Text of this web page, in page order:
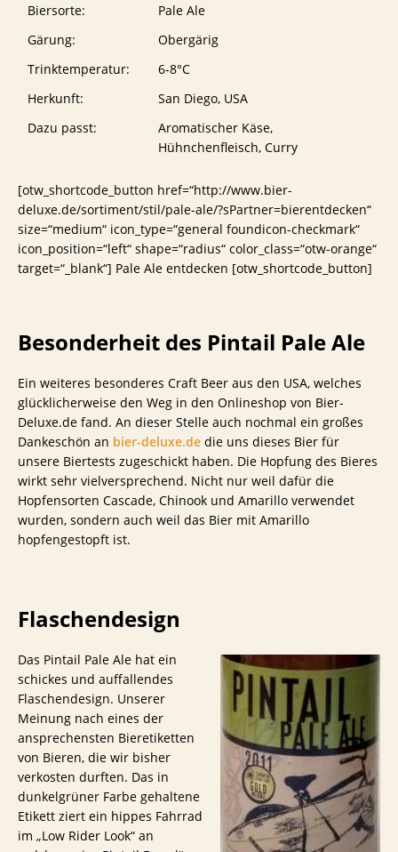
Biersorte:
Pale Ale
Gärung:
Obergärig
Trinktemperatur:
6-8°C
Herkunft:
San Diego, USA
Dazu passt:
Aromatischer Käse,
Hühnchenfleisch, Curry
[otw_shortcode_button href=“http://www.bier-
deluxe.de/sortiment/stil/pale-ale/?sPartner=bierentdecken“
size=“medium“ icon_type=“general foundicon-checkmark“
icon_position=“left“ shape=“radius“ color_class=“otw-orange“
target=“_blank“] Pale Ale entdecken [otw_shortcode_button]
Besonderheit des Pintail Pale Ale
Ein weiteres besonderes Craft Beer aus den USA, welches
glücklicherweise den Weg in den Onlineshop von Bier-
Deluxe.de fand. An dieser Stelle auch nochmal ein großes
Dankeschön an bier-deluxe.de die uns dieses Bier für
unsere Biertests zugeschickt haben. Die Hopfung des Bieres
wirkt sehr vielversprechend. Nicht nur weil dafür die
Hopfensorten Cascade, Chinook und Amarillo verwendet
wurden, sondern auch weil das Bier mit Amarillo
hopfengestopft ist.
Flaschendesign
Das Pintail Pale Ale hat ein
schickes und auffallendes
Flaschendesign. Unserer
Meinung nach eines der
ansprechensten Bieretiketten
von Bieren, die wir bisher
verkosten durften. Das in
dunkelgrüner Farbe gehaltene
Etikett ziert ein hippes Fahrrad
im „Low Rider Look“ an